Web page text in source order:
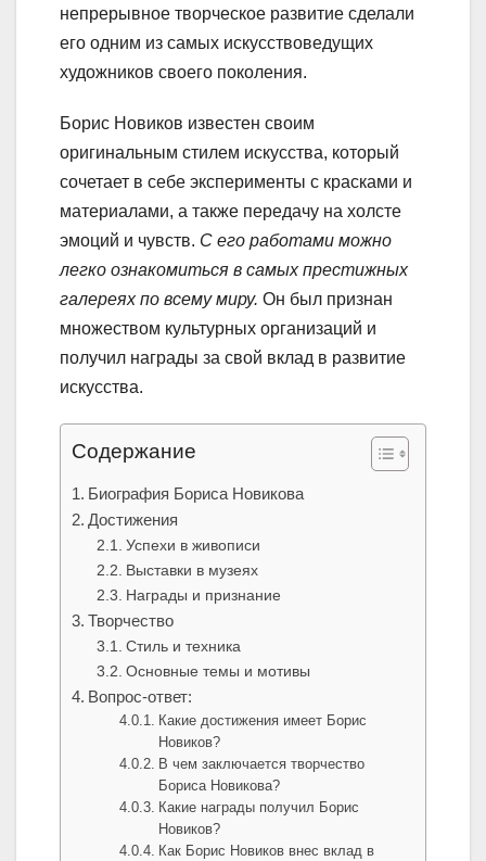
непрерывное творческое развитие сделали
его одним из самых искусствоведущих
художников своего поколения.
Борис Новиков известен своим
оригинальным стилем искусства, который
сочетает в себе эксперименты с красками и
материалами, а также передачу на холсте
эмоций и чувств. С его работами можно
легко ознакомиться в самых престижных
галереях по всему миру. Он был признан
множеством культурных организаций и
получил награды за свой вклад в развитие
искусства.
Содержание
Биография Бориса Новикова
Достижения
Успехи в живописи
Выставки в музеях
Награды и признание
Творчество
Стиль и техника
Основные темы и мотивы
Вопрос-ответ:
Какие достижения имеет Борис
Новиков?
В чем заключается творчество
Бориса Новикова?
Какие награды получил Борис
Новиков?
Как Борис Новиков внес вклад в